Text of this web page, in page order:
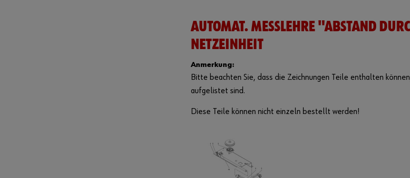
AUTOMAT. MESSLEHRE "ABSTAND
NETZEINHEIT
Anmerkung:
Bitte beachten Sie, dass die Zeichnungen Teile enthalten
aufgelistet sind.
Diese Teile können nicht einzeln bestellt werden!